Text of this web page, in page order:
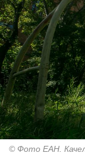
© Фото ЕАН.